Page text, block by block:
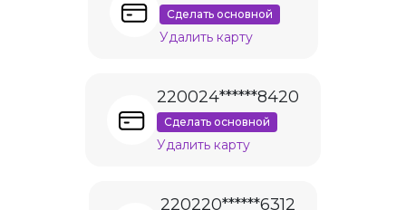
Сделать основной
Удалить карту
220024******8420
Сделать основной
Удалить карту
220220******6312